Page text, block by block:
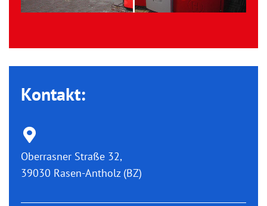
Kontakt:
Oberrasner Straße 32,
39030 Rasen-Antholz (BZ)